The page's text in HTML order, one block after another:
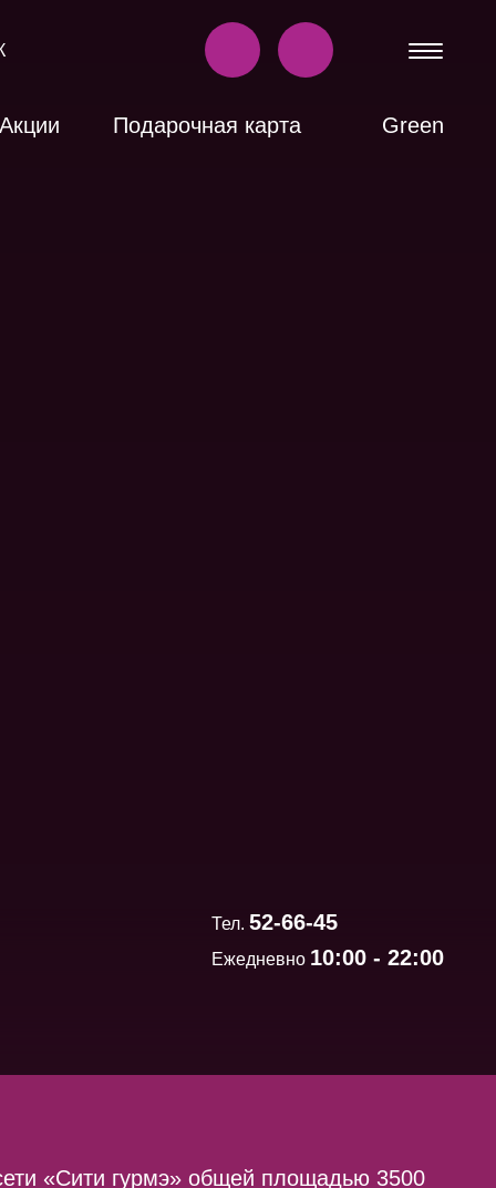
Акции Подарочная карта Green
Тел. 52-66-45
Ежедневно 10:00 - 22:00
«Сити гурмэ» общей площадью 3500